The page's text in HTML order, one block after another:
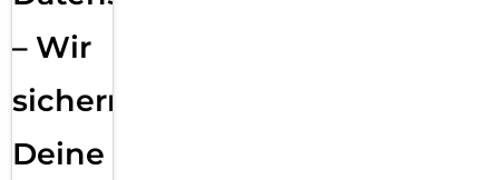
– Wir
sichern
Deine